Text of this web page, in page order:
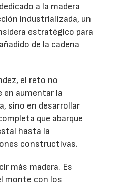
a la madera
industrializada, un
estratégico para
de la cadena
el reto no
aumentar la
sino en desarrollar
que abarque
hasta la
constructivas.
más madera. Es
monte con los